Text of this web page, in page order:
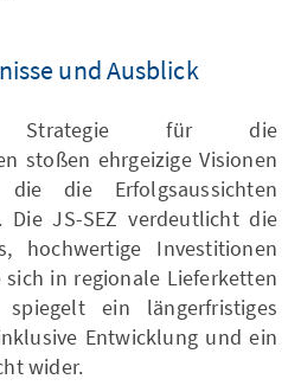
und Ausblick
Strategie für die
stoßen ehrgeizige Visionen
die Erfolgsaussichten
Die JS-SEZ verdeutlicht die
hochwertige Investitionen
in regionale Lieferketten
spiegelt ein längerfristiges
Entwicklung und ein
wider.